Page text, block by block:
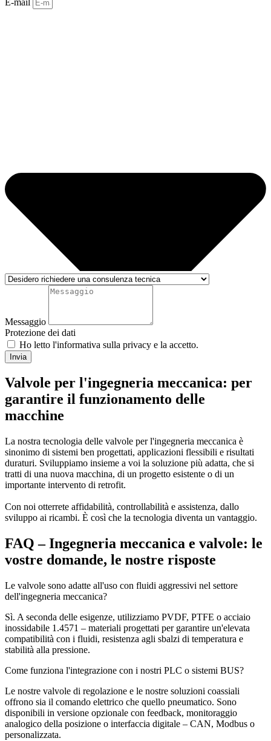
Messaggio
Protezione dei dati
Ho letto l'informativa sulla privacy e la accetto.
Invia
Valvole per l'ingegneria meccanica: per
garantire il funzionamento delle
macchine
La nostra tecnologia delle valvole per l'ingegneria meccanica è
sinonimo di sistemi ben progettati, applicazioni flessibili e risultati
duraturi. Sviluppiamo insieme a voi la soluzione più adatta, che si
tratti di una nuova macchina, di un progetto esistente o di un
importante intervento di retrofit.
Con noi otterrete affidabilità, controllabilità e assistenza, dallo
sviluppo ai ricambi. È così che la tecnologia diventa un vantaggio.
FAQ – Ingegneria meccanica e valvole: le
vostre domande, le nostre risposte
Le valvole sono adatte all'uso con fluidi aggressivi nel settore
dell'ingegneria meccanica?
Sì. A seconda delle esigenze, utilizziamo PVDF, PTFE o acciaio
inossidabile 1.4571 – materiali progettati per garantire un'elevata
compatibilità con i fluidi, resistenza agli sbalzi di temperatura e
stabilità alla pressione.
Come funziona l'integrazione con i nostri PLC o sistemi BUS?
Le nostre valvole di regolazione e le nostre soluzioni coassiali
offrono sia il comando elettrico che quello pneumatico. Sono
disponibili in versione opzionale con feedback, monitoraggio
analogico della posizione o interfaccia digitale – CAN, Modbus o
personalizzata.